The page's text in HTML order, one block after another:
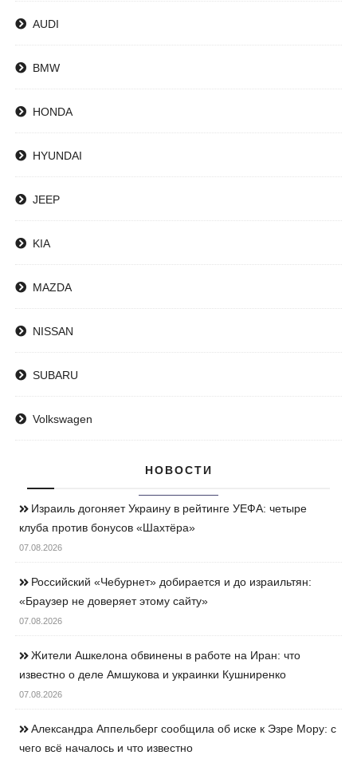
AUDI
BMW
HONDA
HYUNDAI
JEEP
KIA
MAZDA
NISSAN
SUBARU
Volkswagen
НОВОСТИ
Израиль догоняет Украину в рейтинге УЕФА: четыре
клуба против бонусов «Шахтёра»
07.08.2026
Российский «Чебурнет» добирается и до израильтян:
«Браузер не доверяет этому сайту»
07.08.2026
Жители Ашкелона обвинены в работе на Иран: что
известно о деле Амшукова и украинки Кушниренко
07.08.2026
Александра Аппельберг сообщила об иске к Эзре Мору: с
чего всё началось и что известно